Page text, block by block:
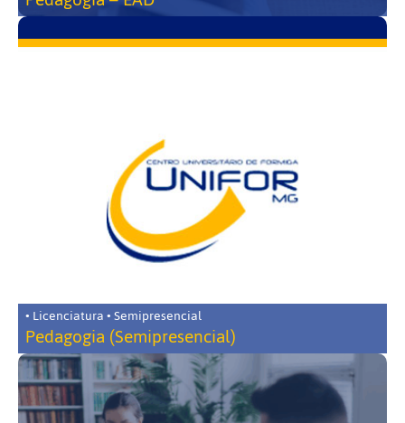
• Licenciatura • Semipresencial
Pedagogia (Semipresencial)